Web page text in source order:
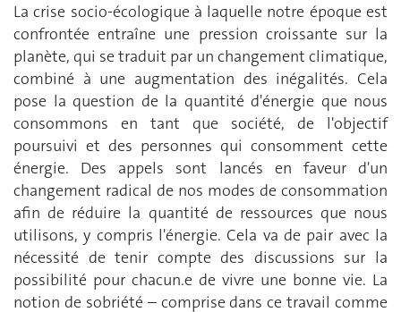
La crise socio-écologique à laquelle notre époque est
confrontée entraîne une pression croissante sur la
planète, qui se traduit par un changement climatique,
combiné à une augmentation des inégalités. Cela
pose la question de la quantité d'énergie que nous
consommons en tant que société, de l'objectif
poursuivi et des personnes qui consomment cette
énergie. Des appels sont lancés en faveur d'un
changement radical de nos modes de consommation
afin de réduire la quantité de ressources que nous
utilisons, y compris l'énergie. Cela va de pair avec la
nécessité de tenir compte des discussions sur la
possibilité pour chacun.e de vivre une bonne vie. La
notion de sobriété – comprise dans ce travail comme